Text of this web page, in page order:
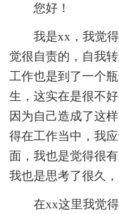
您好！
我是xx，我觉得
觉很自责的，自我
工作也是到了一个
生，这实在是很不
因为自己造成了这
得在工作当中，我
面，我也是觉得很
我也是思考了很久
在xx这里我觉得